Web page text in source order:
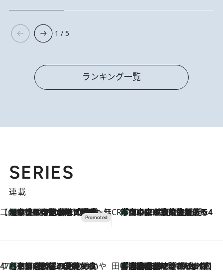
1 / 5
ランキング一覧
SERIES
連載
【CREA×星野リゾート】唯一無二。癒しと発見が待つ場所へ
2026.8.7
【トンボの足水浴】ヒノキの香りに包まれて涼感マックス！約13℃の湧水かけ流しを避暑地「星野温泉 トンボの湯」で体験 CREA'S CHOICE
2026.8.7
「立川にも歌舞伎があるんだよ」 片岡仁左衛門・市川中車ら豪華座組みで4年目の立川立飛歌舞伎へ
47都道府県の手みやげ ひんやりスイーツで夏を満喫
2026.8.7
【京都府】この夏絶対食べたい 冷やしておいしいおやつ3選 ひと口目から心を掴む新緑のテリーヌ 田中稲の勝手に再ブーム
2026.8.7
「湘南乃風に憧れて」観客大盛上がりの“タオル回し”に、ラッパー顔負けの高速歌唱まで…さだまさし（74）のアグレッシブすぎる現在地